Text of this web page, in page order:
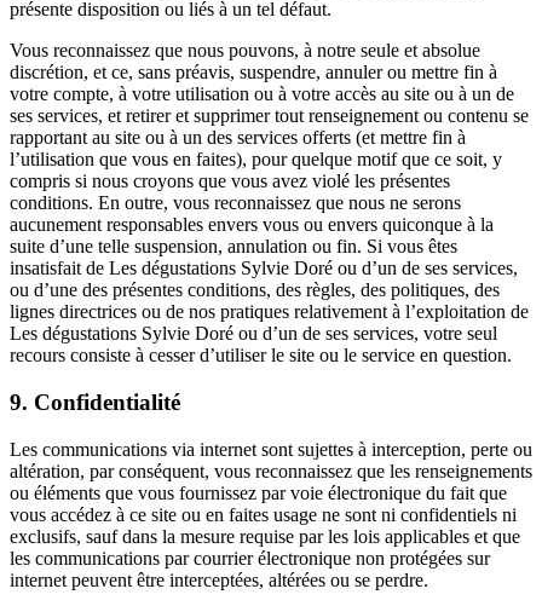
présente disposition ou liés à un tel défaut.
Vous reconnaissez que nous pouvons, à notre seule et absolue
discrétion, et ce, sans préavis, suspendre, annuler ou mettre fin à
votre compte, à votre utilisation ou à votre accès au site ou à un de
ses services, et retirer et supprimer tout renseignement ou contenu se
rapportant au site ou à un des services offerts (et mettre fin à
l’utilisation que vous en faites), pour quelque motif que ce soit, y
compris si nous croyons que vous avez violé les présentes
conditions. En outre, vous reconnaissez que nous ne serons
aucunement responsables envers vous ou envers quiconque à la
suite d’une telle suspension, annulation ou fin. Si vous êtes
insatisfait de Les dégustations Sylvie Doré ou d’un de ses services,
ou d’une des présentes conditions, des règles, des politiques, des
lignes directrices ou de nos pratiques relativement à l’exploitation de
Les dégustations Sylvie Doré ou d’un de ses services, votre seul
recours consiste à cesser d’utiliser le site ou le service en question.
9. Confidentialité
Les communications via internet sont sujettes à interception, perte ou
altération, par conséquent, vous reconnaissez que les renseignements
ou éléments que vous fournissez par voie électronique du fait que
vous accédez à ce site ou en faites usage ne sont ni confidentiels ni
exclusifs, sauf dans la mesure requise par les lois applicables et que
les communications par courrier électronique non protégées sur
internet peuvent être interceptées, altérées ou se perdre.